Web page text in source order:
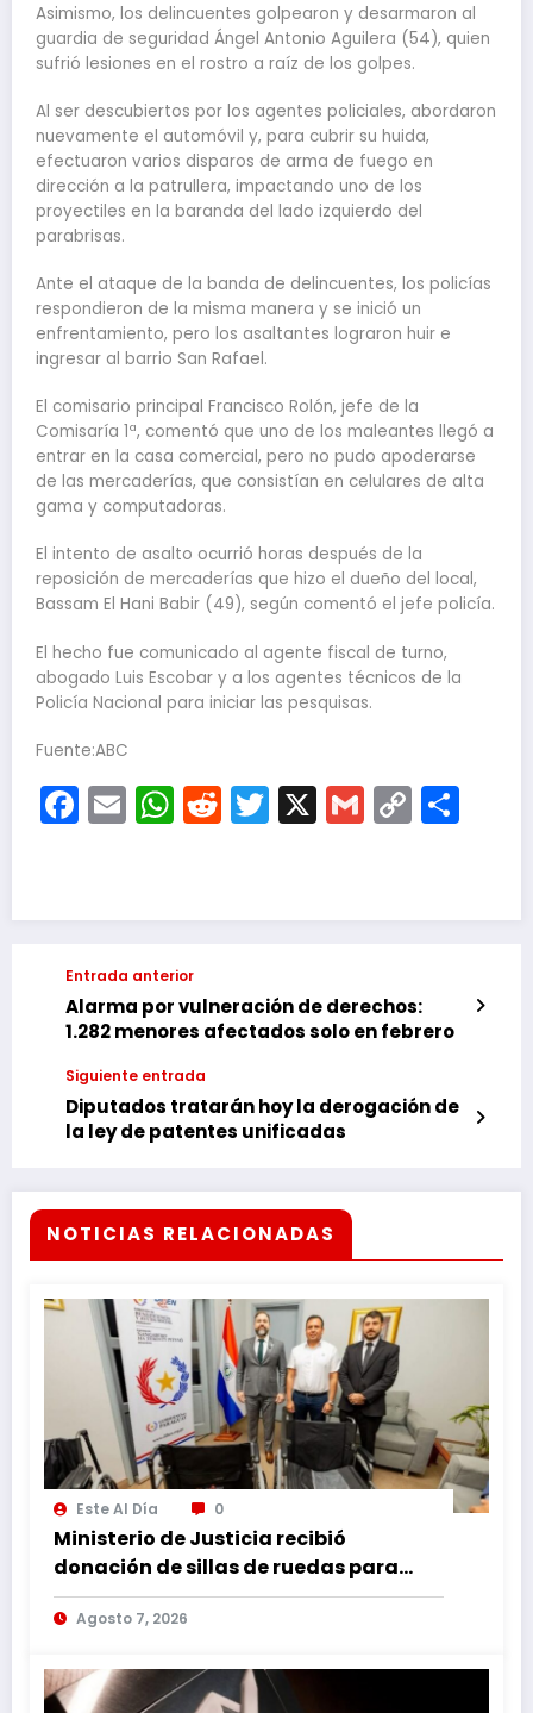
Asimismo, los delincuentes golpearon y desarmaron al
guardia de seguridad Ángel Antonio Aguilera (54), quien
sufrió lesiones en el rostro a raíz de los golpes.
Al ser descubiertos por los agentes policiales, abordaron
nuevamente el automóvil y, para cubrir su huida,
efectuaron varios disparos de arma de fuego en
dirección a la patrullera, impactando uno de los
proyectiles en la baranda del lado izquierdo del
parabrisas.
Ante el ataque de la banda de delincuentes, los policías
respondieron de la misma manera y se inició un
enfrentamiento, pero los asaltantes lograron huir e
ingresar al barrio San Rafael.
El comisario principal Francisco Rolón, jefe de la
Comisaría 1ª, comentó que uno de los maleantes llegó a
entrar en la casa comercial, pero no pudo apoderarse
de las mercaderías, que consistían en celulares de alta
gama y computadoras.
El intento de asalto ocurrió horas después de la
reposición de mercaderías que hizo el dueño del local,
Bassam El Hani Babir (49), según comentó el jefe policía.
El hecho fue comunicado al agente fiscal de turno,
abogado Luis Escobar y a los agentes técnicos de la
Policía Nacional para iniciar las pesquisas.
Fuente:ABC
Facebook
EmailWhatsApp
Reddit
Twitter
X Gmail
Copy
Link
Entrada anterior
Alarma por vulneración de derechos:
1.282 menores afectados solo en febrero
Siguiente entrada
Diputados tratarán hoy la derogación de
la ley de patentes unificadas
NOTICIAS RELACIONADAS
Este Al Día 0
Ministerio de Justicia recibió
donación de sillas de ruedas para
internos vulnerables
Agosto 7, 2026